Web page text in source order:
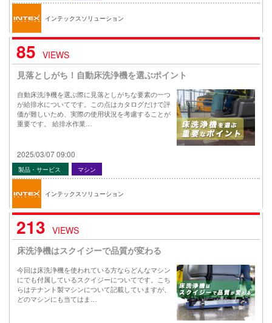
インテックスソリューション
85 VIEWS
見落としがち！自動床洗浄機を選ぶポイント
自動床洗浄機を選ぶ際に見落としがちな要素の一つ
が給排水についてです。この点はカタログだけで評
価が難しいため、実際の使用状況を考慮することが
重要です。 給排水作業…
2025/03/07 09:00
製品・サービス マシン
インテックスソリューション
213 VIEWS
床洗浄機はスクイジーで品質が変わる
今回は床洗浄機を使われている方ならどんなマシン
にでも付属しているスクイジーについてです。こち
らはテナント製マシンについて記載していますが、
どのマシンにも当てはま…